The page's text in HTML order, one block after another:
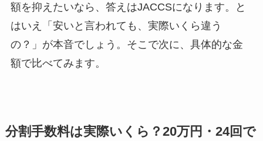
額を抑えたいなら、答えはJACCSになります。と
はいえ「安いと言われても、実際いくら違う
の？」が本音でしょう。そこで次に、具体的な金
額で比べてみます。
分割手数料は実際いくら？20万円・24回で